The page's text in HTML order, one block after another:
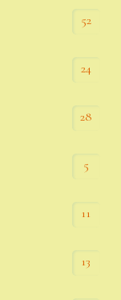
52
24
28
5
11
13